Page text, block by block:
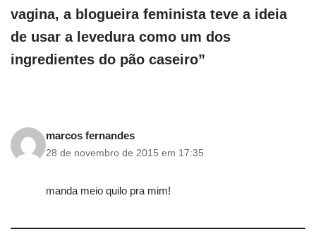
vagina, a blogueira feminista teve a ideia
de usar a levedura como um dos
ingredientes do pão caseiro”
marcos fernandes
28 de novembro de 2015 em 17:35
manda meio quilo pra mim!